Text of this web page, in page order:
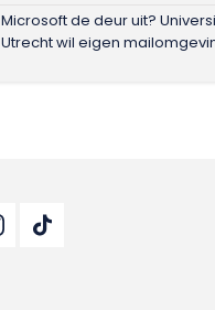
Microsoft de deur uit?
Utrecht wil eigen